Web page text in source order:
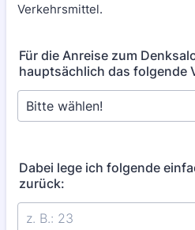
Verkehrsmittel.
Für die Anreise zum
hauptsächlich das folgende
Dabei lege ich folgende
zurück: